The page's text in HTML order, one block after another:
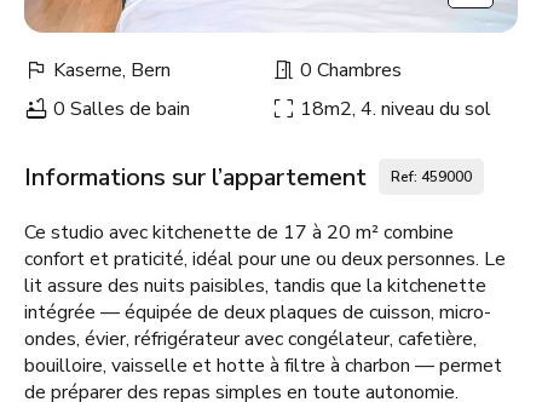
Kaserne, Bern
0 Chambres
0 Salles de bain
18m2, 4. niveau du sol
Informations sur l’appartement Ref: 459000
Ce studio avec kitchenette de 17 à 20 m² combine
confort et praticité, idéal pour une ou deux personnes. Le
lit assure des nuits paisibles, tandis que la kitchenette
intégrée — équipée de deux plaques de cuisson, micro-
ondes, évier, réfrigérateur avec congélateur, cafetière,
bouilloire, vaisselle et hotte à filtre à charbon — permet
de préparer des repas simples en toute autonomie.